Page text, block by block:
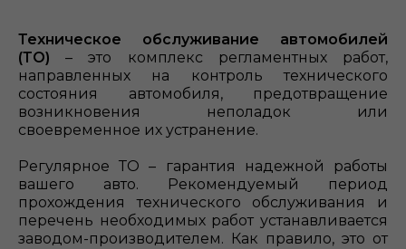
Техническое обслуживание автомобилей
(ТО) – это комплекс регламентных работ,
направленных на контроль технического
состояния автомобиля, предотвращение
возникновения неполадок или
своевременное их устранение.
Регулярное ТО – гарантия надежной работы
вашего авто. Рекомендуемый период
прохождения технического обслуживания и
перечень необходимых работ устанавливается
заводом-производителем. Как правило, это от